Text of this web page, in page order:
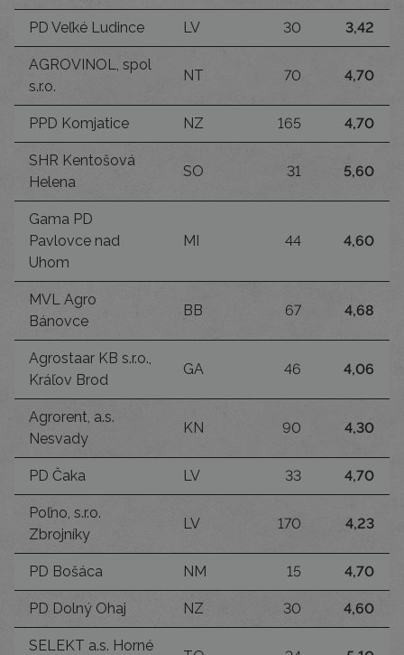
PD Veľké Ludince LV 30 3,42
AGROVINOL, spol
s.r.o.
NT 70 4,70
PPD Komjatice NZ 165 4,70
SHR Kentošová
Helena
SO 31 5,60
Gama PD
Pavlovce nad
Uhom
MI 44 4,60
MVL Agro
Bánovce
BB 67 4,68
Agrostaar KB s.r.o.,
Kráľov Brod
GA 46 4,06
Agrorent, a.s.
Nesvady
KN 90 4,30
PD Čaka LV 33 4,70
Poľno, s.r.o.
Zbrojníky
LV 170 4,23
PD Bošáca NM 15 4,70
PD Dolný Ohaj NZ 30 4,60
SELEKT a.s. Horné